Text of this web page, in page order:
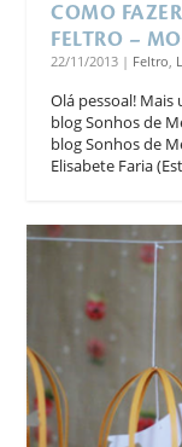
COMO
FELTRO –
22/11/2013 | Feltro
Olá pessoal!
blog Sonhos de
blog Sonhos de
Elisabete Faria